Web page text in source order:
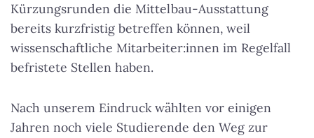
Kürzungsrunden die Mittelbau-Ausstattung
bereits kurzfristig betreffen können, weil
wissenschaftliche Mitarbeiter:innen im Regelfall
befristete Stellen haben.
Nach unserem Eindruck wählten vor einigen
Jahren noch viele Studierende den Weg zur